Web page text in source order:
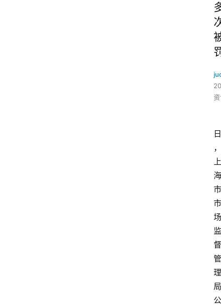
日
，
上
海
市
市
场
监
督
管
理
局
公